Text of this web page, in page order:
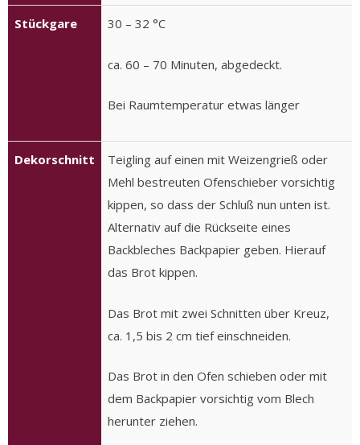
Stückgare 30 – 32 °C
ca. 60 – 70 Minuten, abgedeckt.
Bei Raumtemperatur etwas länger
Dekorschnitt
Teigling auf einen mit Weizengrieß oder
Mehl bestreuten Ofenschieber vorsichtig
kippen, so dass der Schluß nun unten ist.
Alternativ auf die Rückseite eines
Backbleches Backpapier geben. Hierauf
das Brot kippen.
Das Brot mit zwei Schnitten über Kreuz,
ca. 1,5 bis 2 cm tief einschneiden.
Das Brot in den Ofen schieben oder mit
dem Backpapier vorsichtig vom Blech
herunter ziehen.